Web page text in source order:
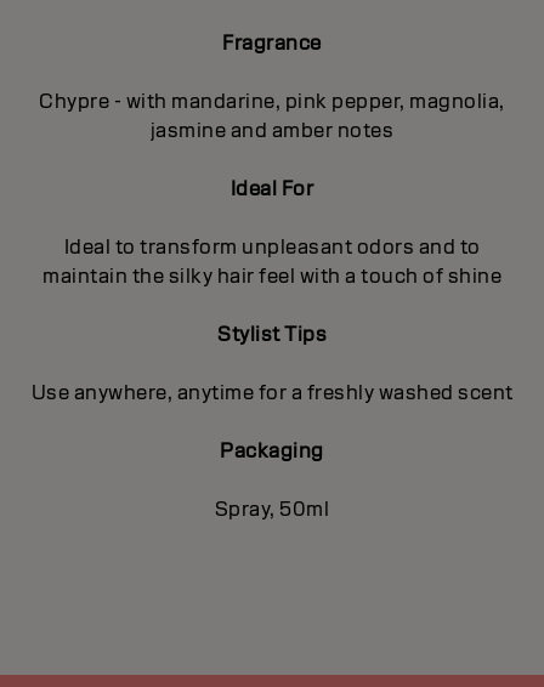
Fragrance
Chypre - with mandarine, pink pepper, magnolia,
jasmine and amber notes
Ideal For
Ideal to transform unpleasant odors and to
maintain the silky hair feel with a touch of shine
Stylist Tips
Use anywhere, anytime for a freshly washed scent
Packaging
Spray, 50ml